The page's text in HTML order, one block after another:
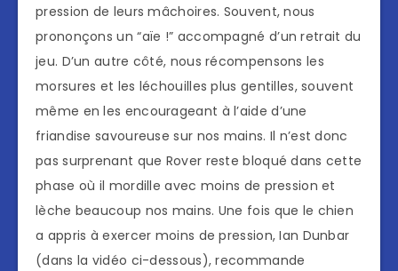
pression de leurs mâchoires. Souvent, nous
prononçons un “aïe !” accompagné d’un retrait du
jeu. D’un autre côté, nous récompensons les
morsures et les léchouilles plus gentilles, souvent
même en les encourageant à l’aide d’une
friandise savoureuse sur nos mains. Il n’est donc
pas surprenant que Rover reste bloqué dans cette
phase où il mordille avec moins de pression et
lèche beaucoup nos mains. Une fois que le chien
a appris à exercer moins de pression, Ian Dunbar
(dans la vidéo ci-dessous), recommande